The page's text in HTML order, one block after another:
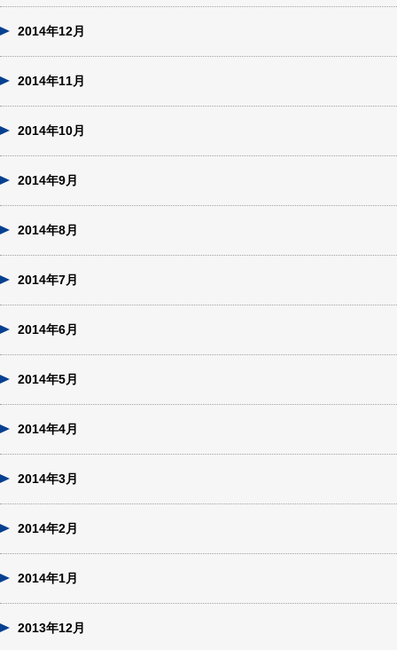
2014年12月
2014年11月
2014年10月
2014年9月
2014年8月
2014年7月
2014年6月
2014年5月
2014年4月
2014年3月
2014年2月
2014年1月
2013年12月